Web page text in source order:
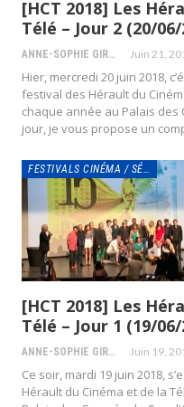
[HCT 2018] Les
Télé – Jour 2 (20/06/
ANNE-SOPHIE GIRAUD Juin 21,
Hier, mercredi 20 juin 2018,
festival des Hérault du
chaque année au Palais des
jour, je vous propose un
FESTIVALS CINÉMA / SÉRIES
[HCT 2018] Les
Télé – Jour 1 (19/06/
ANNE-SOPHIE GIRAUD Juin 19,
Ce soir, mardi 19 juin 2018,
Hérault du Cinéma et de la